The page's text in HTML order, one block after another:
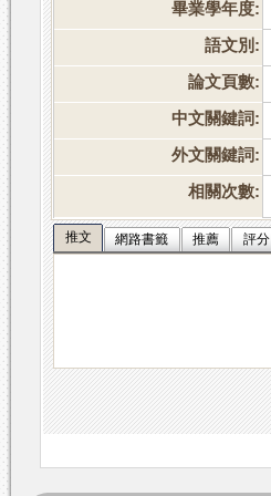
畢業學年度:
語文別:
論文頁數:
中文關鍵詞:
外文關鍵詞:
相關次數:
推文 網路書籤 推薦 評分